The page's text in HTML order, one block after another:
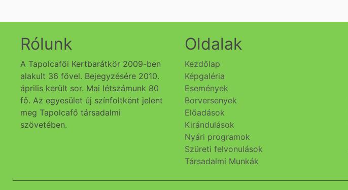
Rólunk
A Tapolcafői Kertbarátkör 2009-ben
alakult 36 fővel. Bejegyzésére 2010.
április került sor. Mai létszámunk 80
fő. Az egyesület új színfoltként jelent
meg Tapolcafő társadalmi
szövetében.
Oldalak
Kezdőlap
Képgaléria
Események
Borversenyek
Előadások
Kirándulások
Nyári programok
Szüreti felvonulások
Társadalmi Munkák